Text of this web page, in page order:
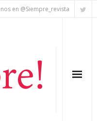
en @Siempre_revista